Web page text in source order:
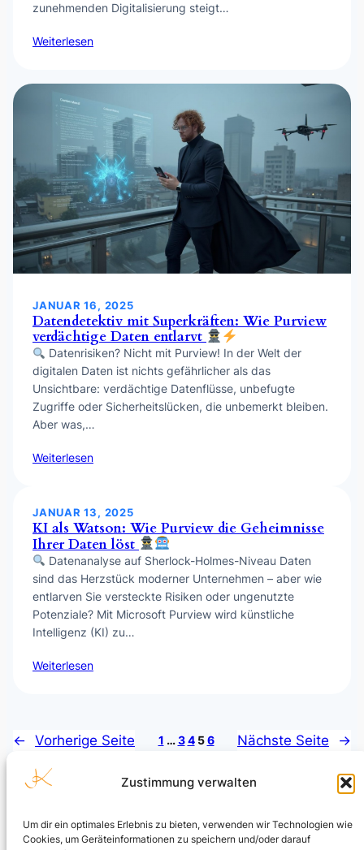
Zustimmung verwalten
Um dir ein optimales Erlebnis zu bieten, verwenden wir Technologien wie
Cookies, um Geräteinformationen zu speichern und/oder darauf
zunehmenden Digitalisierung steigt…
Weiterlesen
JANUAR 16, 2025
Datendetektiv mit Superkräften: Wie Purview
verdächtige Daten entlarvt
Datenrisiken? Nicht mit Purview! In der Welt der
digitalen Daten ist nichts gefährlicher als das
Unsichtbare: verdächtige Datenflüsse, unbefugte
Zugriffe oder Sicherheitslücken, die unbemerkt bleiben.
Aber was,…
Weiterlesen
JANUAR 13, 2025
KI als Watson: Wie Purview die Geheimnisse
Ihrer Daten löst
Datenanalyse auf Sherlock-Holmes-Niveau Daten
sind das Herzstück moderner Unternehmen – aber wie
entlarven Sie versteckte Risiken oder ungenutzte
Potenziale? Mit Microsoft Purview wird künstliche
Intelligenz (KI) zu…
Weiterlesen
← Vorherige Seite 1 … 3 4 5 6 Nächste Seite →